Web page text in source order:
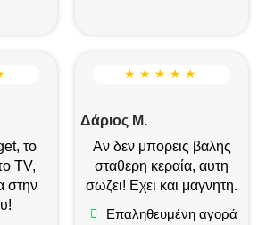
το
TV,
στην
★ ★ ★ ★ ★
Δάριος Μ.
Αν δεν μπορεις βαλης
σταθερη κεραία, αυτη
σωζει! Εχει και μαγνητη.
Επαληθευμένη αγορά